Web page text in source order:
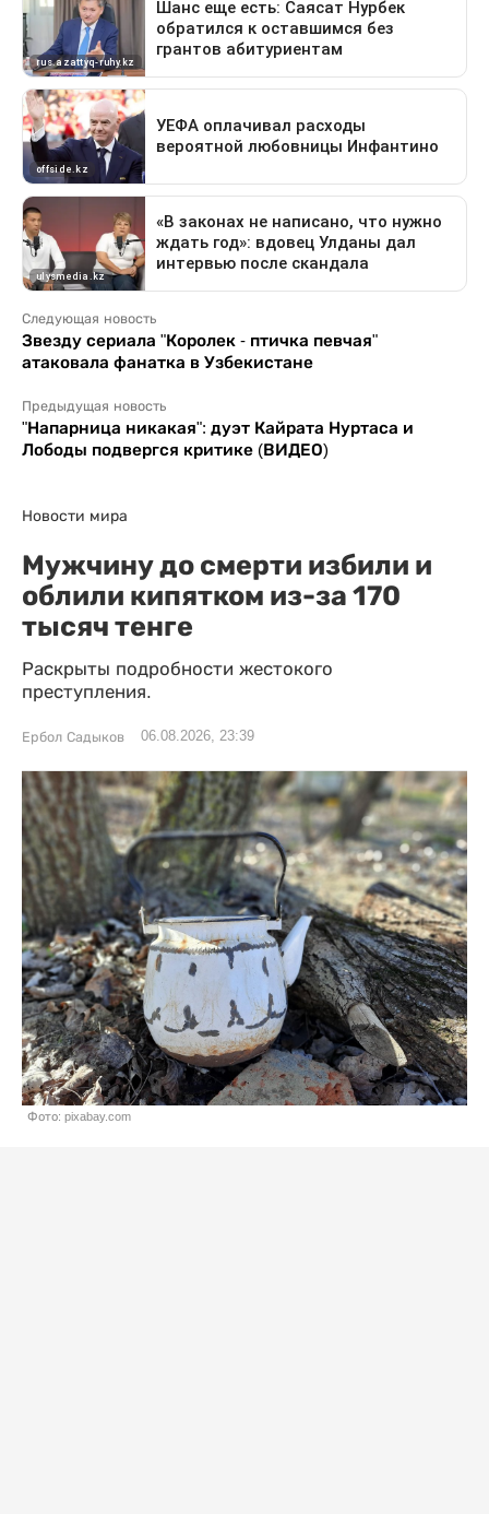
Следующая новость
Звезду сериала "Королек - птичка певчая"
атаковала фанатка в Узбекистане
Предыдущая новость
"Напарница никакая": дуэт Кайрата Нуртаса и
Лободы подвергся критике (ВИДЕО)
Новости мира
Мужчину до смерти избили и
облили кипятком из-за 170
тысяч тенге
Раскрыты подробности жестокого
преступления.
Ербол Садыков 06.08.2026, 23:39
Фото: pixabay.com